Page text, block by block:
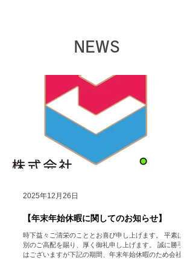
NEWS
【年末年始休暇に関してのお知らせ】
時下益々ご清栄のこととお喜び申し上げます。 平素は格
別のご高配を賜り、厚く御礼申し上げます。 誠に勝手で
はございますが下記の期間、年末年始休暇のため会社を
2025年12月26日